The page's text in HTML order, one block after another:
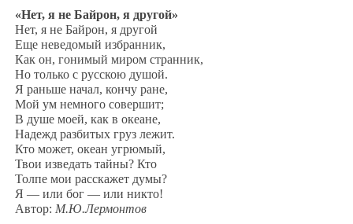
«Нет, я не Байрон, я другой»
Нет, я не Байрон, я другой
Еще неведомый избранник,
Как он, гонимый миром странник,
Но только с русскою душой.
Я раньше начал, кончу ране,
Мой ум немного совершит;
В душе моей, как в океане,
Надежд разбитых груз лежит.
Кто может, океан угрюмый,
Твои изведать тайны? Кто
Толпе мои расскажет думы?
Я — или бог — или никто!
Автор: М.Ю.Лермонтов